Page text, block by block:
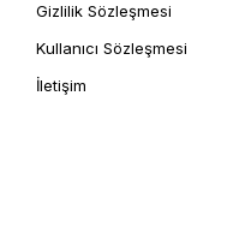
Gizlilik Sözleşmesi
Kullanıcı Sözleşmesi
İletişim